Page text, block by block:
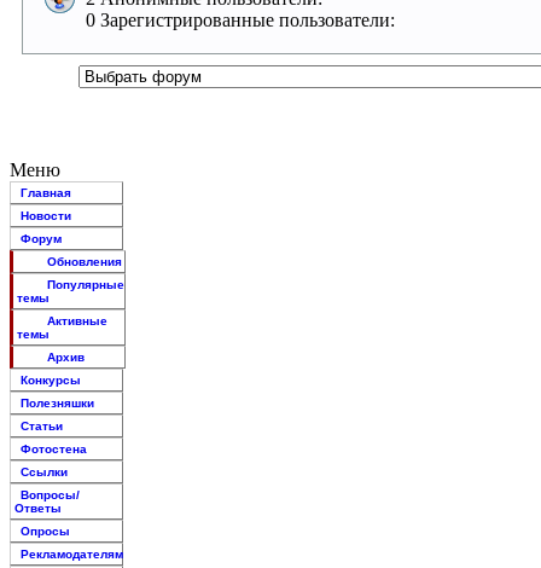
0 Зарегистрированные пользователи:
Меню
Главная
Новости
Форум
Обновления
Популярные
темы
Активные
темы
Архив
Конкурсы
Полезняшки
Статьи
Фотостена
Ссылки
Вопросы/
Ответы
Опросы
Рекламодателям